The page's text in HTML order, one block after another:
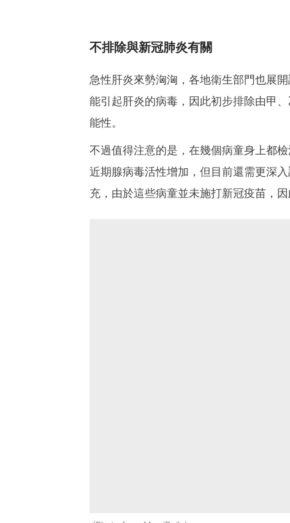
不排除與新冠肺炎有關
急性肝炎來勢洶洶，各地衛生部門也展
能引起肝炎的病毒，因此初步排除由甲
能性。
不過值得注意的是，在幾個病童身上都
近期腺病毒活性增加，但目前還需更深
充，由於這些病童並未施打新冠疫苗，因